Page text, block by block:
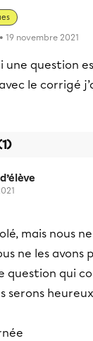
• 19 novembre 2021
une question
le corrigé
mais nous
ne les avons
question qui
serons